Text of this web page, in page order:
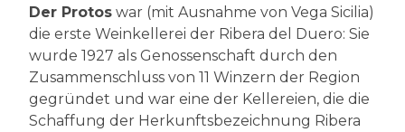
Der Protos war (mit Ausnahme von Vega Sicilia)
die erste Weinkellerei der Ribera del Duero: Sie
wurde 1927 als Genossenschaft durch den
Zusammenschluss von 11 Winzern der Region
gegründet und war eine der Kellereien, die die
Schaffung der Herkunftsbezeichnung Ribera